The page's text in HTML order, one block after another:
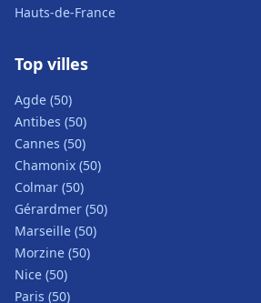
Hauts-de-France
Top villes
Agde (50)
Antibes (50)
Cannes (50)
Chamonix (50)
Colmar (50)
Gérardmer (50)
Marseille (50)
Morzine (50)
Nice (50)
Paris (50)